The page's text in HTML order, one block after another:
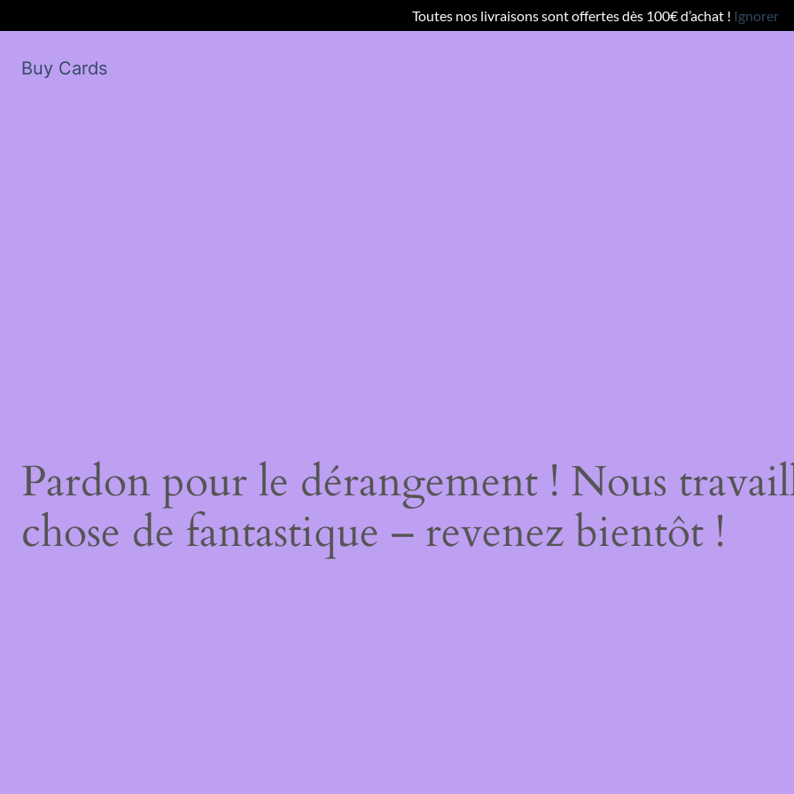
Toutes nos livraisons sont offertes dès 100€ d’achat ! Ignorer
Buy Cards
Pardon pour le dérangement ! Nous
chose de fantastique – revenez bientôt !